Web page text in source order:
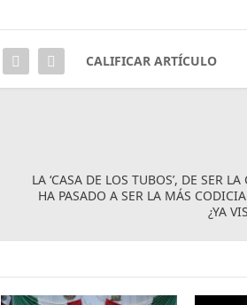
CALIFICAR ARTÍCULO
LA ‘CASA DE LOS TUBOS’, DE SER
HA PASADO A SER LA MÁS
¿YA